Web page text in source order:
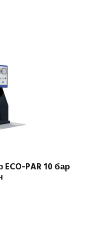
PAR 10 бар